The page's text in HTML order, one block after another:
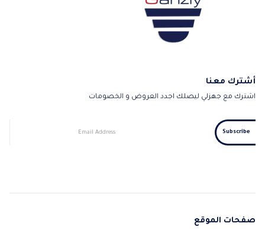
أشترك معنا
اشترك مع جهزلي ليصلك اجدد العروض و الخصومات
صفحات الموقع